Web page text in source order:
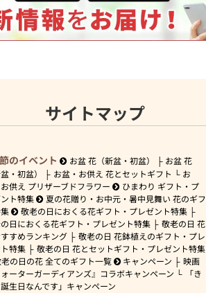
サイトマップ
のイベント お盆 花（新盆・初盆）
お盆 花
盆・初盆）
お盆・お供え 花とセットギフト
お
供え プリザーブドフラワー
ひまわり ギフト・プ
ト特集
夏の花贈り・お中元・暑中見舞い 花のギフ
敬老の日におくる花ギフト・プレゼント特集
日におくる花ギフト・プレゼント特集
敬老の日 花
すめランキング
敬老の日 花鉢植えのギフト・プレ
特集
敬老の日 花とセットギフト・プレゼント特集
の日の花 全てのギフト一覧
キャンペーン
映画
ォーターガーディアンズ』コラボキャンペーン
「き
生日なんです」キャンペーン